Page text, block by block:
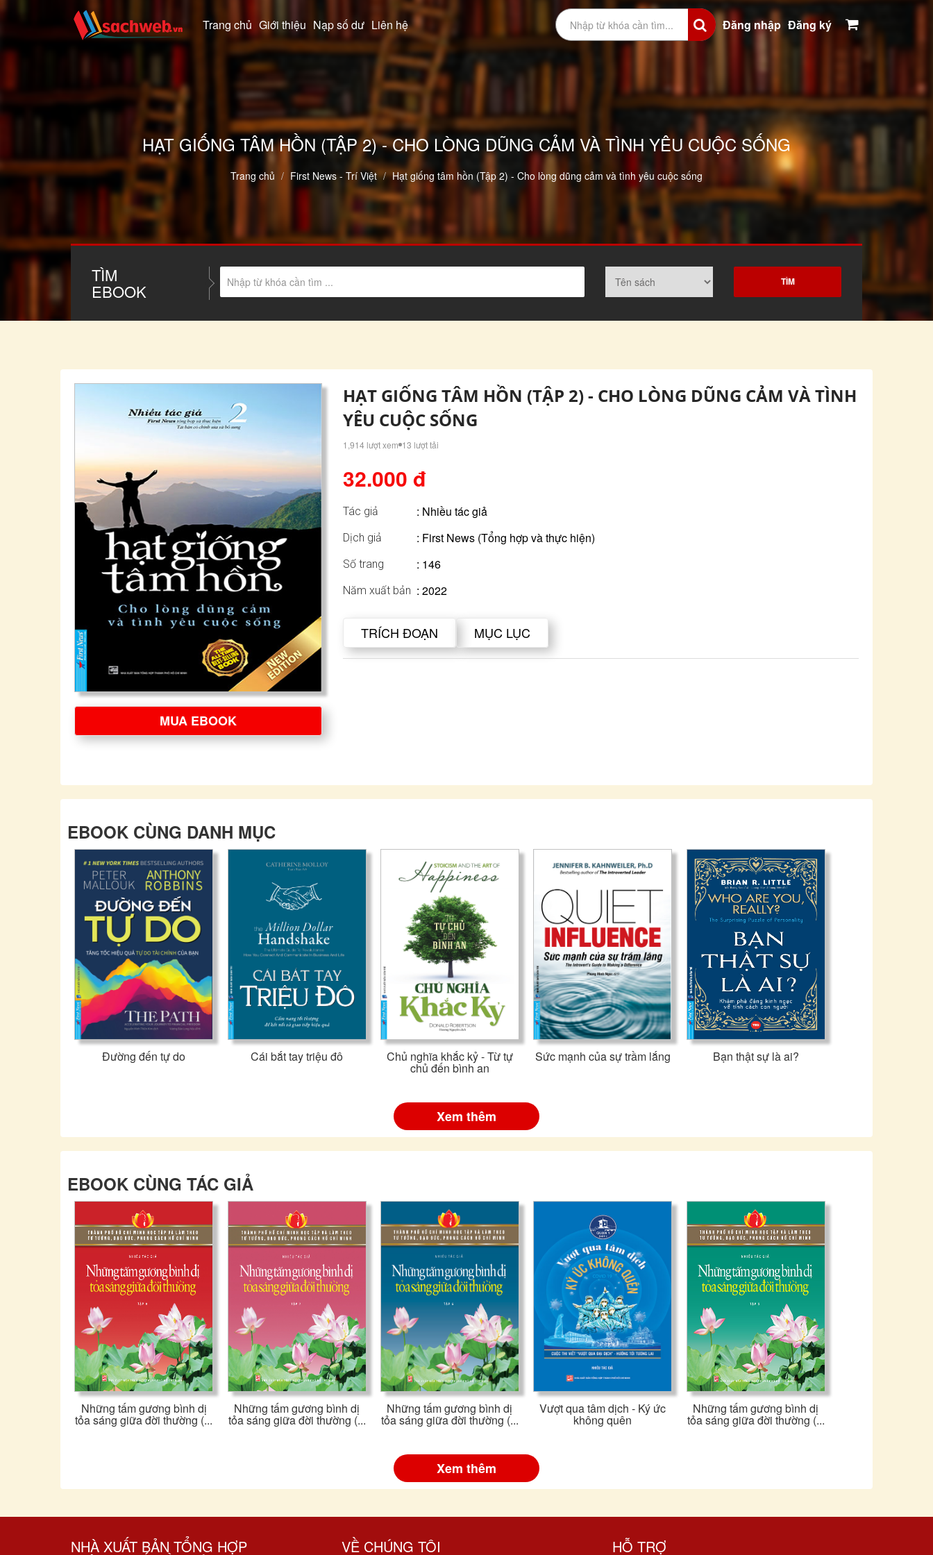
Trang chủ Giới thiệu Nạp số dư Liên hệ Đăng nhập Đăng ký
HẠT GIỐNG TÂM HỒN (TẬP 2) - CHO LÒNG DŨNG CẢM VÀ TÌNH YÊU CUỘC SỐNG
Trang chủ First News - Trí Việt Hạt giống tâm hồn (Tập 2) - Cho lòng dũng cảm và tình yêu cuộc sống
TÌM
EBOOK
MUA EBOOK
HẠT GIỐNG TÂM HỒN (TẬP 2) - CHO LÒNG DŨNG CẢM VÀ TÌNH
YÊU CUỘC SỐNG
1,914 lượt xem 13 lượt tải
32.000 đ
Tác giả : Nhiều tác giả
Dịch giả : First News (Tổng hợp và thực hiện)
Số trang : 146
Năm xuất bản : 2022
TRÍCH ĐOẠN MỤC LỤC
EBOOK CÙNG DANH MỤC
Đường đến tự do Cái bắt tay triệu đô Chủ nghĩa khắc kỷ - Từ tự
chủ đến bình an
Sức mạnh của sự trầm lắng Bạn thật sự là ai?
Xem thêm
EBOOK CÙNG TÁC GIẢ
Những tấm gương bình dị
tỏa sáng giữa đời thường (...
Những tấm gương bình dị
tỏa sáng giữa đời thường (...
Những tấm gương bình dị
tỏa sáng giữa đời thường (...
Vượt qua tâm dịch - Ký ức
không quên
Những tấm gương bình dị
tỏa sáng giữa đời thường (...
Xem thêm
NHÀ XUẤT BẢN TỔNG HỢP VỀ CHÚNG TÔI HỖ TRỢ